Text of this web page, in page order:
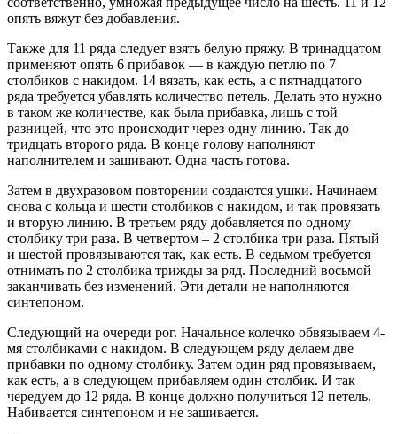
опять вяжут без добавления.
Также для 11 ряда следует взять белую пряжу. В тринадцатом
применяют опять 6 прибавок — в каждую петлю по 7
столбиков с накидом. 14 вязать, как есть, а с пятнадцатого
ряда требуется убавлять количество петель. Делать это нужно
в таком же количестве, как была прибавка, лишь с той
разницей, что это происходит через одну линию. Так до
тридцать второго ряда. В конце голову наполняют
наполнителем и зашивают. Одна часть готова.
Затем в двухразовом повторении создаются ушки. Начинаем
снова с кольца и шести столбиков с накидом, и так провязать
и вторую линию. В третьем ряду добавляется по одному
столбику три раза. В четвертом – 2 столбика три раза. Пятый
и шестой провязываются так, как есть. В седьмом требуется
отнимать по 2 столбика трижды за ряд. Последний восьмой
заканчивать без изменений. Эти детали не наполняются
синтепоном.
Следующий на очереди рог. Начальное колечко обвязываем 4-
мя столбиками с накидом. В следующем ряду делаем две
прибавки по одному столбику. Затем один ряд провязываем,
как есть, а в следующем прибавляем один столбик. И так
чередуем до 12 ряда. В конце должно получиться 12 петель.
Набивается синтепоном и не зашивается.